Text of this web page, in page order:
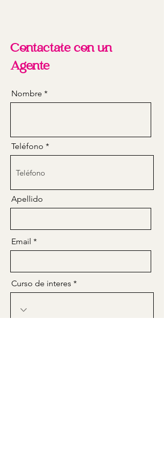
Contactate con un
Agente
Nombre
Teléfono
Apellido
Email
Curso de interes